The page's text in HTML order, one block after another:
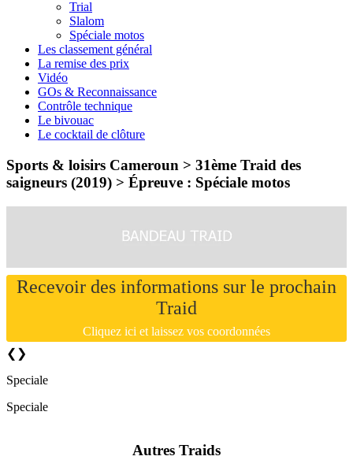
Trial
Slalom
Spéciale motos
Les classement général
La remise des prix
Vidéo
GOs & Reconnaissance
Contrôle technique
Le bivouac
Le cocktail de clôture
Sports & loisirs Cameroun > 31ème Traid des
saigneurs (2019) > Épreuve : Spéciale motos
Recevoir des informations sur le prochain
Traid
Cliquez ici et laissez vos coordonnées
❮ ❯
Speciale
Speciale
Autres Traids